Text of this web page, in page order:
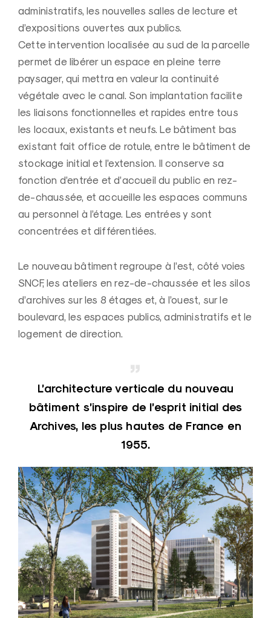
administratifs, les nouvelles salles de lecture et
d’expositions ouvertes aux publics.
Cette intervention localisée au sud de la parcelle
permet de libérer un espace en pleine terre
paysager, qui mettra en valeur la continuité
végétale avec le canal. Son implantation facilite
les liaisons fonctionnelles et rapides entre tous
les locaux, existants et neufs. Le bâtiment bas
existant fait office de rotule, entre le bâtiment de
stockage initial et l’extension. Il conserve sa
fonction d’entrée et d’accueil du public en rez-
de-chaussée, et accueille les espaces communs
au personnel à l’étage. Les entrées y sont
concentrées et différentiées.
Le nouveau bâtiment regroupe à l’est, côté voies
SNCF, les ateliers en rez-de-chaussée et les silos
d’archives sur les 8 étages et, à l’ouest, sur le
boulevard, les espaces publics, administratifs et le
logement de direction.
L’architecture verticale du nouveau
bâtiment s’inspire de l’esprit initial des
Archives, les plus hautes de France en
1955.